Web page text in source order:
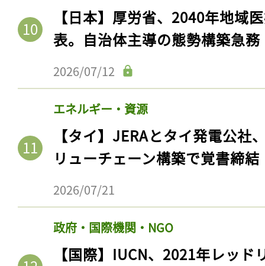
【日本】厚労省、2040年地域
表。自治体主導の態勢構築急務
2026/07/12
エネルギー・資源
【タイ】JERAとタイ発電公社
リューチェーン構築で覚書締結
2026/07/21
政府・国際機関・NGO
【国際】IUCN、2021年レッ